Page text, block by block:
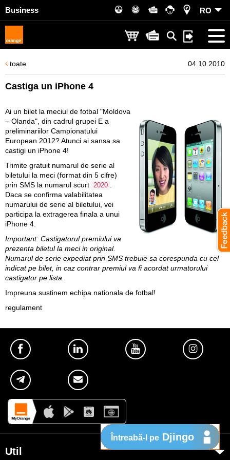
Business RO
toate 04.10.2010
Castiga un iPhone 4
Ai un bilet la meciul de fotbal "Moldova
– Olanda", din cadrul grupei E a
preliminariilor Campionatului
European 2012? Atunci ai sansa sa
castigi un iPhone 4!
Trimite gratuit numarul de serie al
biletului la meci (format din 5 cifre)
prin SMS la numarul scurt 2020
Daca se confirma valabilitatea
numarului de serie al biletului, vei
participa la extragerea finala a unui
iPhone 4.
Important: Castigatorul premiului va
prezenta biletul la meci in original.
Numarul de serie expediat prin SMS trebuie sa corespunda cu cel
indicat pe bilet, in caz contrar premiul va fi acordat urmatorului
castigator pe lista.
Impreuna sustinem echipa nationala de fotbal!
regulament
Util
Întreabă-l pe Djingo